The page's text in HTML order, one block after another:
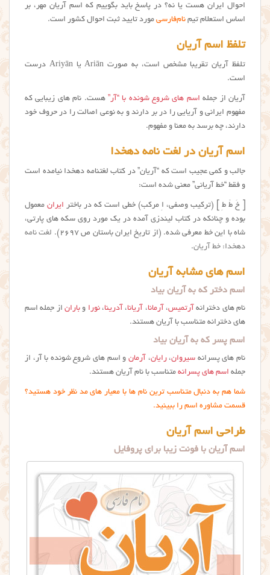
احوال ایران هست یا نه؟ در پاسخ باید بگوییم که اسم آریان مهر، بر
اساس استعلام تیم نام‌فارسی مورد تایید ثبت احوال کشور است.
تلفظ اسم آریان
تلفظ آريان تقریبا مشخص است، به صورت Ariān یا Ariyān درست
است.
آریان از جمله اسم های شروع شونده با “آر” هست. نام های زیبایی که
مفهوم ایرانی و آریایی را در بر دارند و به نوعی اصالت را در حروف خود
دارند، چه برسد به معنا و مفهوم.
اسم آریان در لغت نامه دهخدا
جالب و کمی عجیب است که “آریان” در کتاب لغتنامه دهخدا نیامده است
و فقط “خط آریانی” معنی شده است:
[ خَ طْ طِ ] (ترکیب وصفی، اِ مرکب) خطی است که در باختر ایران معمول
بوده و چنانکه در کتاب لیندزی آمده در یک مورد روی سکه های پارتی،
شاه با این خط معرفی شده. (از تاریخ ایران باستان ص ۲۶۹۷).
لغت نامه
دهخدا: خط آریان.
اسم های مشابه آریان
اسم دختر که به آریان بیاد
نام های دخترانه آرتمیس، آرمانا، آریانا، آدرینا،نورا و باران از جمله اسم
های دخترانه متناسب با آریان هستند.
اسم پسر که به آریان بیاد
نام های پسرانه سیروان،رایان، آرمان و اسم های شروع شونده با آر، از
جمله اسم های پسرانه متناسب با نام آریان هستند.
شما هم به دنبال متناسب ترین نام ها با معیار های مد نظر خود هستید؟
قسمت مشاوره اسم را ببینید.
طراحی اسم آریان
اسم آریان با فونت زیبا برای پروفایل